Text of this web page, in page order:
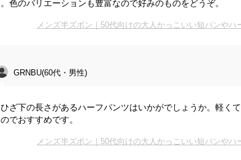
。色のバリエーションも豊富なので好みのものをどうぞ。
メンズ半ズボン｜50代向けの大人かっこいい短パンやハ
GRNBU(60代・男性)
ひざ下の長さがあるハーフパンツはいかがでしょうか。軽く
のでおすすめです。
メンズ半ズボン｜50代向けの大人かっこいい短パンやハ